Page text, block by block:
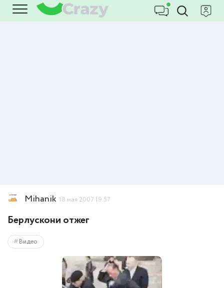
Mihanik 18 мая 2007 19:57
Берлускони отжег
Видео